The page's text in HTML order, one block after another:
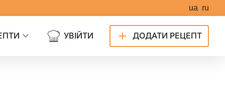
ua ru
УВІЙТИ ДОДАТИ РЕЦЕПТ